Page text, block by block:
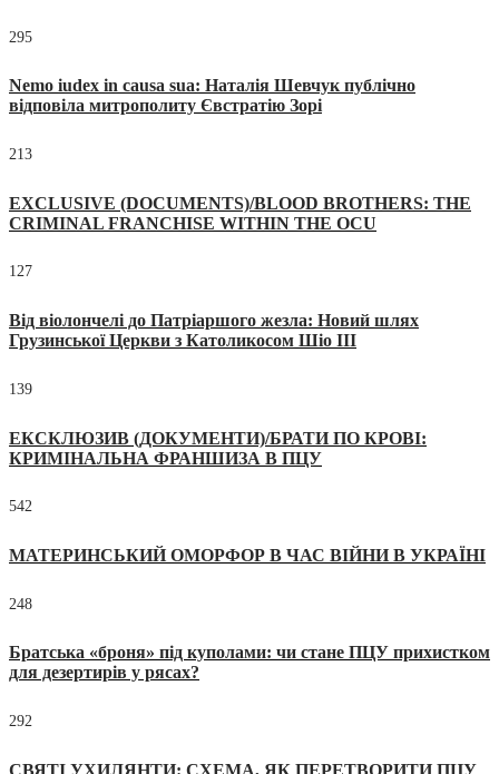
295
Nemo iudex in causa sua: Наталія Шевчук публічно
відповіла митрополиту Євстратію Зорі
213
EXCLUSIVE (DOCUMENTS)/BLOOD BROTHERS: THE
CRIMINAL FRANCHISE WITHIN THE OCU
127
Від віолончелі до Патріаршого жезла: Новий шлях
Грузинської Церкви з Католикосом Шіо III
139
ЕКСКЛЮЗИВ (ДОКУМЕНТИ)/БРАТИ ПО КРОВІ:
КРИМІНАЛЬНА ФРАНШИЗА В ПЦУ
542
МАТЕРИНСЬКИЙ ОМОРФОР В ЧАС ВІЙНИ В УКРАЇНІ
248
Братська «броня» під куполами: чи стане ПЦУ прихистком
для дезертирів у рясах?
292
СВЯТІ УХИЛЯНТИ: СХЕМА, ЯК ПЕРЕТВОРИТИ ПЦУ